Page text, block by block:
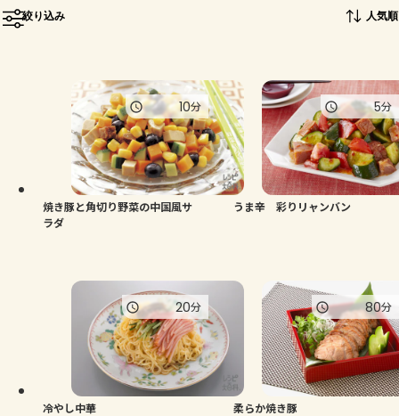
トーク
よくあるお問い合わせ
お買い物
絞り込み 人気順
焼き豚と角切り野菜の中国風サ
ラダ
10分
うま辛 彩りリャンバン
5分
冷やし中華
20分
柔らか焼き豚
80分